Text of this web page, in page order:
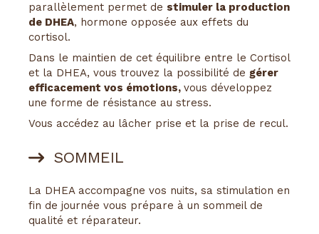
parallèlement permet de stimuler la production
de DHEA, hormone opposée aux effets du
cortisol.
Dans le maintien de cet équilibre entre le Cortisol
et la DHEA, vous trouvez la possibilité de gérer
efficacement vos émotions, vous développez
une forme de résistance au stress.
Vous accédez au lâcher prise et la prise de recul.
SOMMEIL
La DHEA accompagne vos nuits, sa stimulation en
fin de journée vous prépare à un sommeil de
qualité et réparateur.